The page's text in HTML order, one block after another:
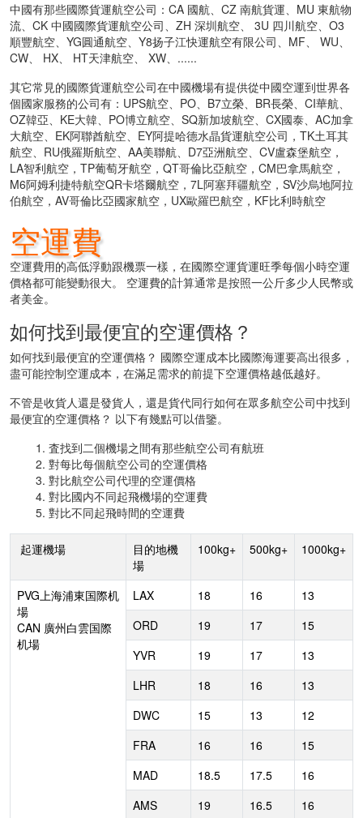
中國有那些國際貨運航空公司：CA 國航、CZ 南航貨運、MU 東航物
流、CK 中國國際貨運航空公司、ZH 深圳航空、 3U 四川航空、O3
順豐航空、YG圓通航空、Y8扬子江快運航空有限公司、MF、 WU、
CW、 HX、 HT天津航空、 XW、......
其它常見的國際貨運航空公司在中國機場有提供從中國空運到世界各
個國家服務的公司有：UPS航空、PO、B7立榮、BR長榮、CI華航、
OZ韓亞、KE大韓、PO博立航空、SQ新加坡航空、CX國泰、AC加拿
大航空、EK阿聯酋航空、EY阿提哈德水晶貨運航空公司，TK土耳其
航空、RU俄羅斯航空、AA美聯航、D7亞洲航空、CV盧森堡航空，
LA智利航空，TP葡萄牙航空，QT哥倫比亞航空，CM巴拿馬航空，
M6阿姆利捷特航空QR卡塔爾航空，7L阿塞拜疆航空，SV沙烏地阿拉
伯航空，AV哥倫比亞國家航空，UX歐羅巴航空，KF比利時航空
空運費
空運費用的高低浮動跟機票一樣，在國際空運貨運旺季每個小時空運
價格都可能變動很大。 空運費的計算通常是按照一公斤多少人民幣或
者美金。
如何找到最便宜的空運價格？
如何找到最便宜的空運價格？ 國際空運成本比國際海運要高出很多，
盡可能控制空運成本，在滿足需求的前提下空運價格越低越好。
不管是收貨人還是發貨人，還是貨代同行如何在眾多航空公司中找到
最便宜的空運價格？ 以下有幾點可以借鑒。
1. 査找到二個機場之間有那些航空公司有航班
2. 對每比每個航空公司的空運價格
3. 對比航空公司代理的空運價格
4. 對比國内不同起飛機場的空運費
5. 對比不同起飛時間的空運費
起運機場
目的地機
場
100kg+ 500kg+ 1000kg+
PVG上海浦東国際机
場
CAN 廣州白雲国際
机場
LAX 18 16
13
ORD
19 17
15
YVR
19 17
13
LHR
18 16
13
DWC
15 13
12
FRA
16 16
15
MAD
18.5 17.5
16
AMS
19 16.5 16